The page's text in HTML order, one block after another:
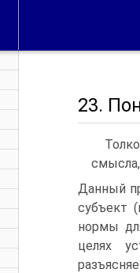
23.
Данный
субъект
нормы
целях